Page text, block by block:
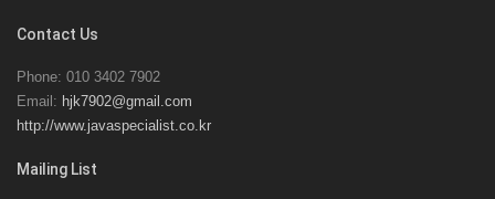
Contact Us
Phone: 010 3402 7902
Email: hjk7902@gmail.com
http://www.javaspecialist.co.kr
Mailing List